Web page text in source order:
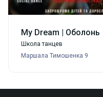
My Dream | Оболонь
Школа танцев
Маршала Тимошенка 9